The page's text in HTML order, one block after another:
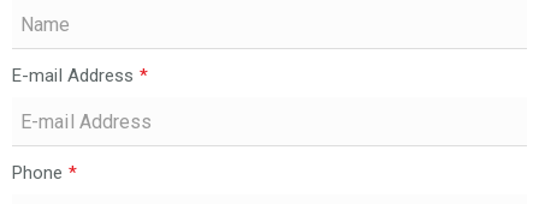
E-mail Address *
Phone *